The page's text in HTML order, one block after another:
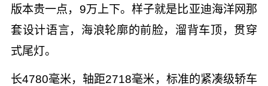
版本贵一点，9万上下。样子就是比亚迪海洋网那
套设计语言，海浪轮廓的前脸，溜背车顶，贯穿
式尾灯。
长4780毫米，轴距2718毫米，标准的紧凑级轿车